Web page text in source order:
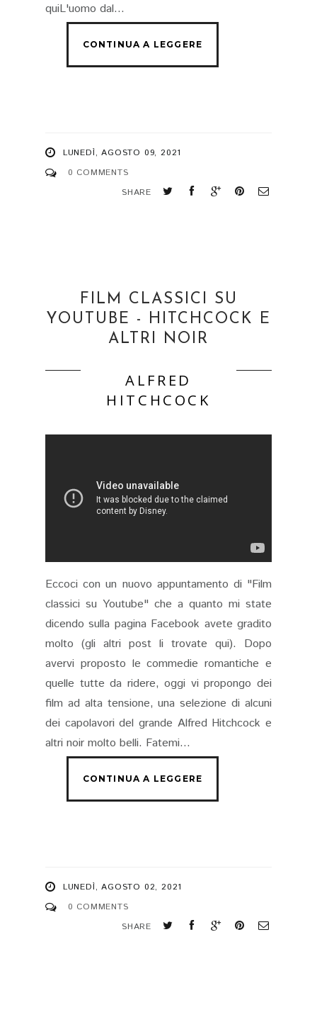
quiL'uomo dal...
LUNEDÌ, AGOSTO 09, 2021
0 COMMENTS
SHARE
FILM CLASSICI SU
YOUTUBE - HITCHCOCK E
ALTRI NOIR
ALFRED
HITCHCOCK
Eccoci con un nuovo appuntamento di "Film
classici su Youtube" che a quanto mi state
dicendo sulla pagina Facebook avete gradito
molto (gli altri post li trovate qui). Dopo
avervi proposto le commedie romantiche e
quelle tutte da ridere, oggi vi propongo dei
film ad alta tensione, una selezione di alcuni
dei capolavori del grande Alfred Hitchcock e
altri noir molto belli. Fatemi...
LUNEDÌ, AGOSTO 02, 2021
0 COMMENTS
SHARE